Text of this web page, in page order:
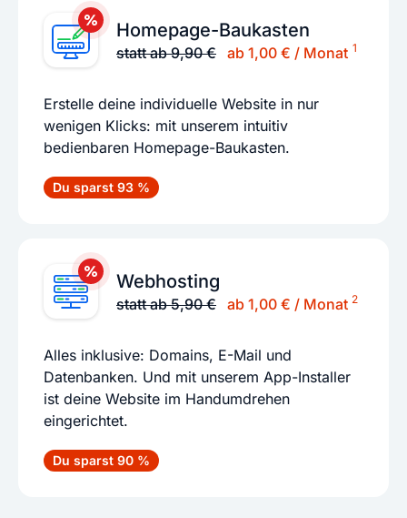
Homepage-Baukasten
statt ab 9,90 € ab 1,00 € / Monat 1
Erstelle deine individuelle Website in nur
wenigen Klicks: mit unserem intuitiv
bedienbaren Homepage-Baukasten.
Du sparst 93 %
Webhosting
statt ab 5,90 € ab 1,00 € / Monat 2
Alles inklusive: Domains, E-Mail und
Datenbanken. Und mit unserem App-Installer
ist deine Website im Handumdrehen
eingerichtet.
Du sparst 90 %